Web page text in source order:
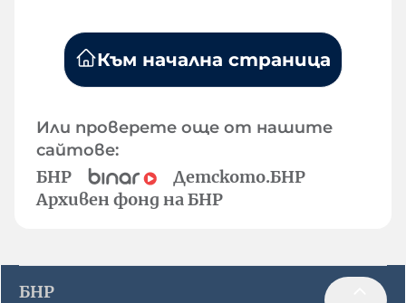
Към начална страница
Или проверете още от нашите
сайтове:
БНР
Детското.БНР
Архивен фонд на БНР
БНР